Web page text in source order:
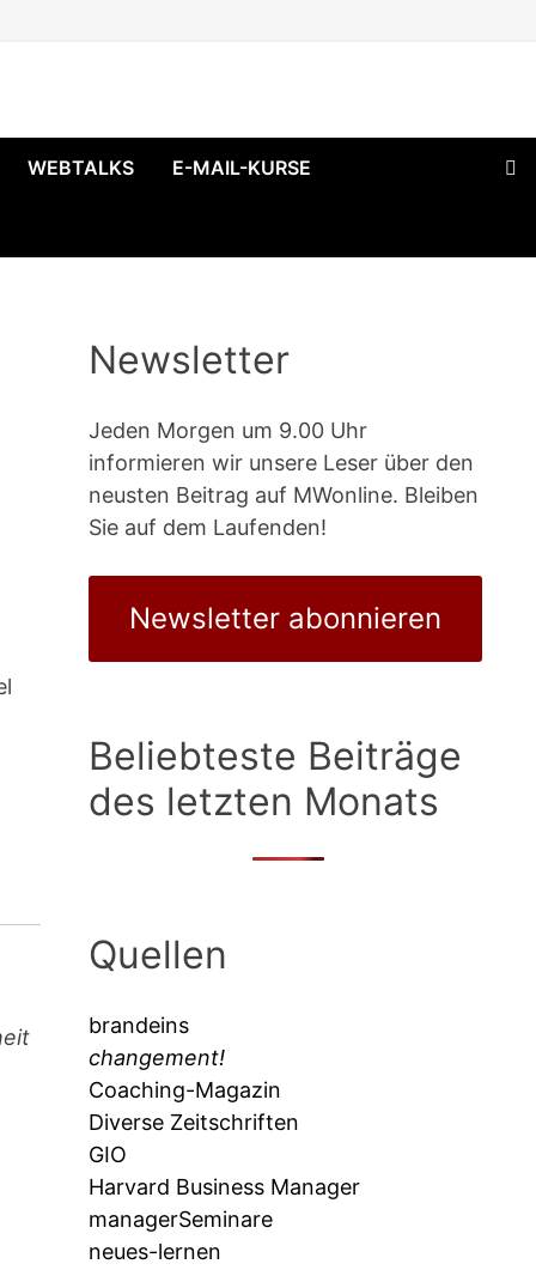
WEBTALKS E-MAIL-KURSE
Newsletter
Jeden Morgen um 9.00 Uhr
informieren wir unsere Leser über den
neusten Beitrag auf MWonline. Bleiben
Sie auf dem Laufenden!
Newsletter abonnieren
Beliebteste Beiträge
des letzten Monats
Quellen
brandeins
changement!
Coaching-Magazin
Diverse Zeitschriften
GIO
Harvard Business Manager
managerSeminare
neues-lernen